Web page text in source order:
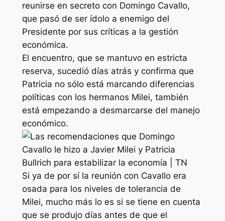
reunirse en secreto con Domingo Cavallo,
que pasó de ser ídolo a enemigo del
Presidente por sus críticas a la gestión
económica.
El encuentro, que se mantuvo en estricta
reserva, sucedió días atrás y confirma que
Patricia no sólo está marcando diferencias
políticas con los hermanos Milei, también
está empezando a desmarcarse del manejo
económico.
Si ya de por sí la reunión con Cavallo era
osada para los niveles de tolerancia de
Milei, mucho más lo es si se tiene en cuenta
que se produjo días antes de que el